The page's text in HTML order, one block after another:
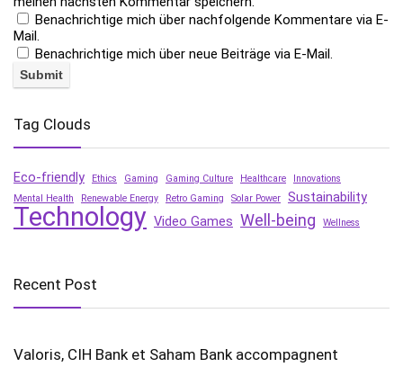
Benachrichtige mich über nachfolgende Kommentare via E-
Mail.
Benachrichtige mich über neue Beiträge via E-Mail.
Tag Clouds
Eco-friendly Ethics Gaming Gaming Culture Healthcare
Innovations
Mental Health
Renewable Energy Retro Gaming Solar Power Sustainability
Technology Video Games Well-being Wellness
Recent Post
Valoris, CIH Bank et Saham Bank accompagnent